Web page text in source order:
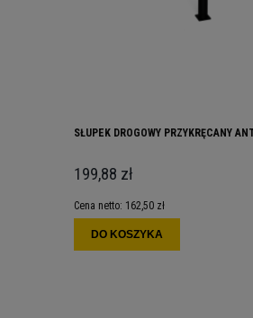
SŁUPEK DROGOWY PRZYKRĘCANY
199,88 zł
Cena netto: 162,50 zł
DO KOSZYKA